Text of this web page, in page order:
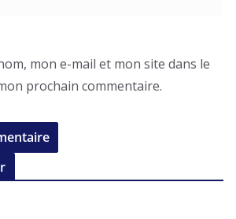
mon e-mail et mon site dans le
prochain commentaire.